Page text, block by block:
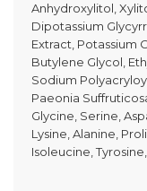
Anhydroxylitol,
Dipotassium
Extract, Potassium
Butylene Glycol,
Sodium
Paeonia
Glycine, Serine,
Lysine, Alanine,
Isoleucine,